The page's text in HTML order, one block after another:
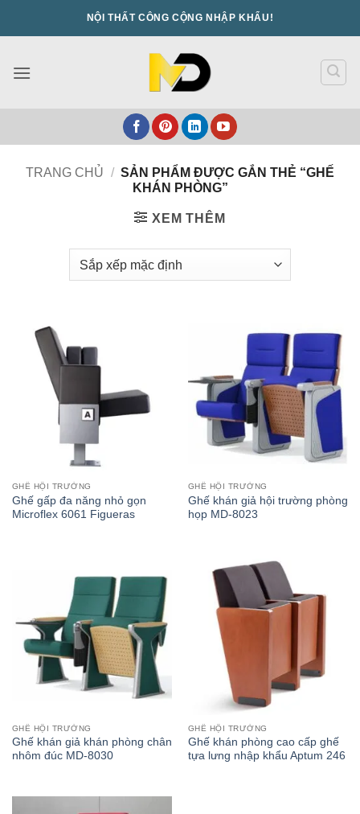
dung
NỘI THẤT CÔNG CỘNG NHẬP KHẨU!
TRANG CHỦ / SẢN PHẨM ĐƯỢC GẮN THẺ “GHẾ
KHÁN PHÒNG”
XEM THÊM
GHẾ HỘI TRƯỜNG
Ghế gấp đa năng nhỏ gọn
Microflex 6061 Figueras
GHẾ HỘI TRƯỜNG
Ghế khán giả hội trường phòng
họp MD-8023
GHẾ HỘI TRƯỜNG
Ghế khán giả khán phòng chân
nhôm đúc MD-8030
GHẾ HỘI TRƯỜNG
Ghế khán phòng cao cấp ghế
tựa lưng nhập khẩu Aptum 246